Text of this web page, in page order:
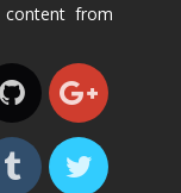
content from